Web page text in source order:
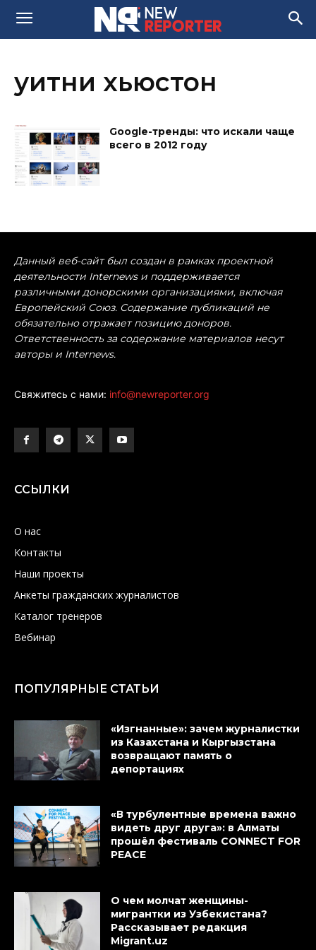
уитни хьюстон
Google-тренды: что искали чаще
всего в 2012 году
Данный веб-сайт был создан в рамках проектной
деятельности Internews и поддерживается
различными донорскими организациями, включая
Европейский Союз. Содержание публикаций не
обязательно отражает позицию доноров.
Ответственность за содержание материалов несут
авторы и Internews.
Свяжитесь с нами: info@newreporter.org
ССЫЛКИ
О нас
Контакты
Наши проекты
Анкеты гражданских журналистов
Каталог тренеров
Вебинар
ПОПУЛЯРНЫЕ СТАТЬИ
«Изгнанные»: зачем журналистки
из Казахстана и Кыргызстана
возвращают память о
депортациях
«В турбулентные времена важно
видеть друг друга»: в Алматы
прошёл фестиваль CONNECT FOR
PEACE
О чем молчат женщины-
мигрантки из Узбекистана?
Рассказывает редакция
Migrant.uz